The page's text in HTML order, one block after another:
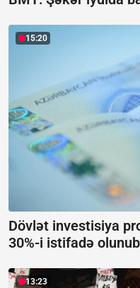
15:20
Dövlət investisiya
30%-i istifadə olunub
13:23